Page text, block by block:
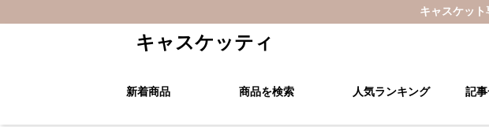
キャスケット
キャスケッティ
新着商品 商品を検索 人気ランキング 記